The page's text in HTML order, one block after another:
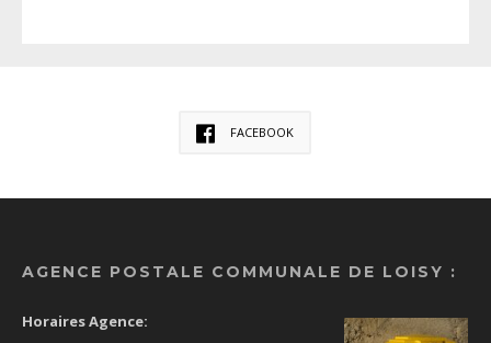
FACEBOOK
AGENCE POSTALE COMMUNALE DE LOISY :
Horaires Agence: